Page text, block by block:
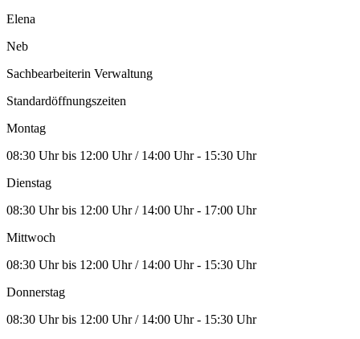
Elena
Neb
Sachbearbeiterin Verwaltung
Standardöffnungszeiten
Montag
08:30 Uhr bis 12:00 Uhr / 14:00 Uhr - 15:30 Uhr
Dienstag
08:30 Uhr bis 12:00 Uhr / 14:00 Uhr - 17:00 Uhr
Mittwoch
08:30 Uhr bis 12:00 Uhr / 14:00 Uhr - 15:30 Uhr
Donnerstag
08:30 Uhr bis 12:00 Uhr / 14:00 Uhr - 15:30 Uhr